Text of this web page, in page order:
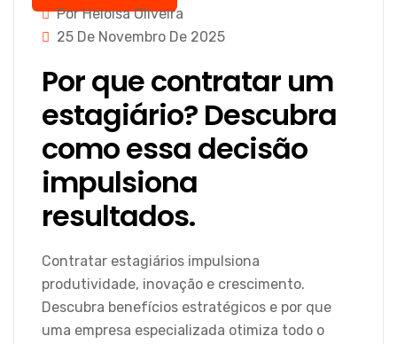
Por Heloisa Oliveira
25 De Novembro De 2025
Por que contratar um
estagiário? Descubra
como essa decisão
impulsiona
resultados.
Contratar estagiários impulsiona
produtividade, inovação e crescimento.
Descubra benefícios estratégicos e por que
uma empresa especializada otimiza todo o